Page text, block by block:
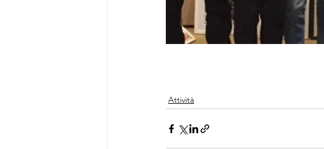
Attività